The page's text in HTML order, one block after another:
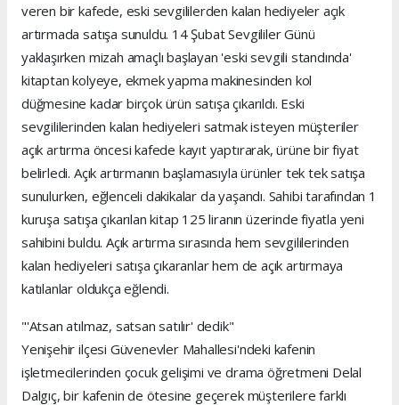
veren bir kafede, eski sevgililerden kalan hediyeler açık
artırmada satışa sunuldu. 14 Şubat Sevgililer Günü
yaklaşırken mizah amaçlı başlayan 'eski sevgili standında'
kitaptan kolyeye, ekmek yapma makinesinden kol
düğmesine kadar birçok ürün satışa çıkarıldı. Eski
sevgililerinden kalan hediyeleri satmak isteyen müşteriler
açık artırma öncesi kafede kayıt yaptırarak, ürüne bir fiyat
belirledi. Açık artırmanın başlamasıyla ürünler tek tek satışa
sunulurken, eğlenceli dakikalar da yaşandı. Sahibi tarafından 1
kuruşa satışa çıkarılan kitap 125 liranın üzerinde fiyatla yeni
sahibini buldu. Açık artırma sırasında hem sevgililerinden
kalan hediyeleri satışa çıkaranlar hem de açık artırmaya
katılanlar oldukça eğlendi.
"'Atsan atılmaz, satsan satılır' dedik"
Yenişehir ilçesi Güvenevler Mahallesi'ndeki kafenin
işletmecilerinden çocuk gelişimi ve drama öğretmeni Delal
Dalgıç, bir kafenin de ötesine geçerek müşterilere farklı